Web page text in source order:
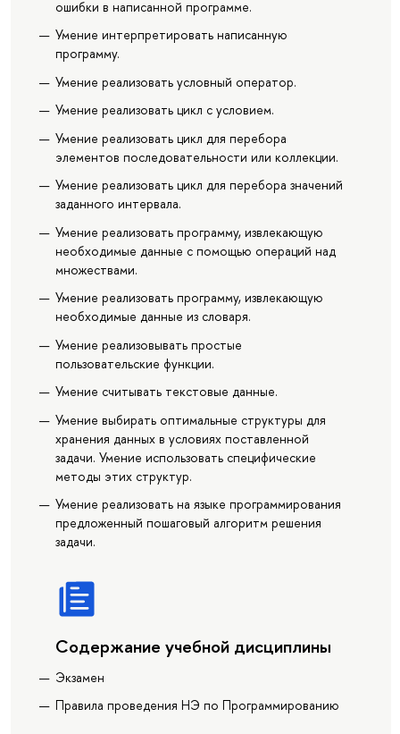
ошибки в написанной программе.
Умение интерпретировать написанную
программу.
Умение реализовать условный оператор.
Умение реализовать цикл с условием.
Умение реализовать цикл для перебора
элементов последовательности или коллекции.
Умение реализовать цикл для перебора значений
заданного интервала.
Умение реализовать программу, извлекающую
необходимые данные с помощью операций над
множествами.
Умение реализовать программу, извлекающую
необходимые данные из словаря.
Умение реализовывать простые
пользовательские функции.
Умение считывать текстовые данные.
Умение выбирать оптимальные структуры для
хранения данных в условиях поставленной
задачи. Умение использовать специфические
методы этих структур.
Умение реализовать на языке программирования
предложенный пошаговый алгоритм решения
задачи.
Содержание учебной дисциплины
Экзамен
Правила проведения НЭ по Программированию